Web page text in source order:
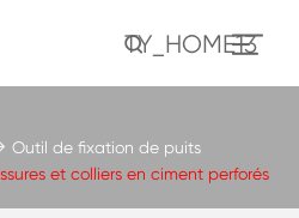
TY_HOME13
Outil de fixation de puits
et colliers en ciment perforés